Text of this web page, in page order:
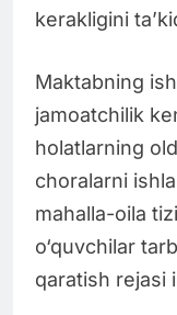
kerakligini
Maktabning
jamoatchilik
holatlarning
choralarni
mahalla-oila
o‘quvchilar
qaratish rejasi